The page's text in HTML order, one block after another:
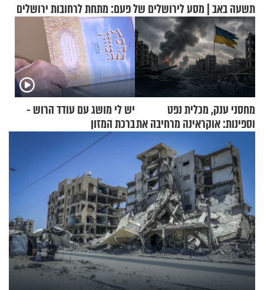
תשעה באב | מסע לירושלים של פעם: מתחת לרחובות ירושלים
מחסני ענק, מכלית נפט
וספינות: אוקראינה מרחיבה את
התקיפות בעומק רוסיה
יש לי מושג עם עודד הרוש -
ברכת המזון